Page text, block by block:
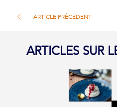
ARTICLE PRÉCÉDENT
ARTICLES SUR